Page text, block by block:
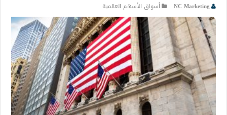
NC Marketing أسواق الأسهم العالمية